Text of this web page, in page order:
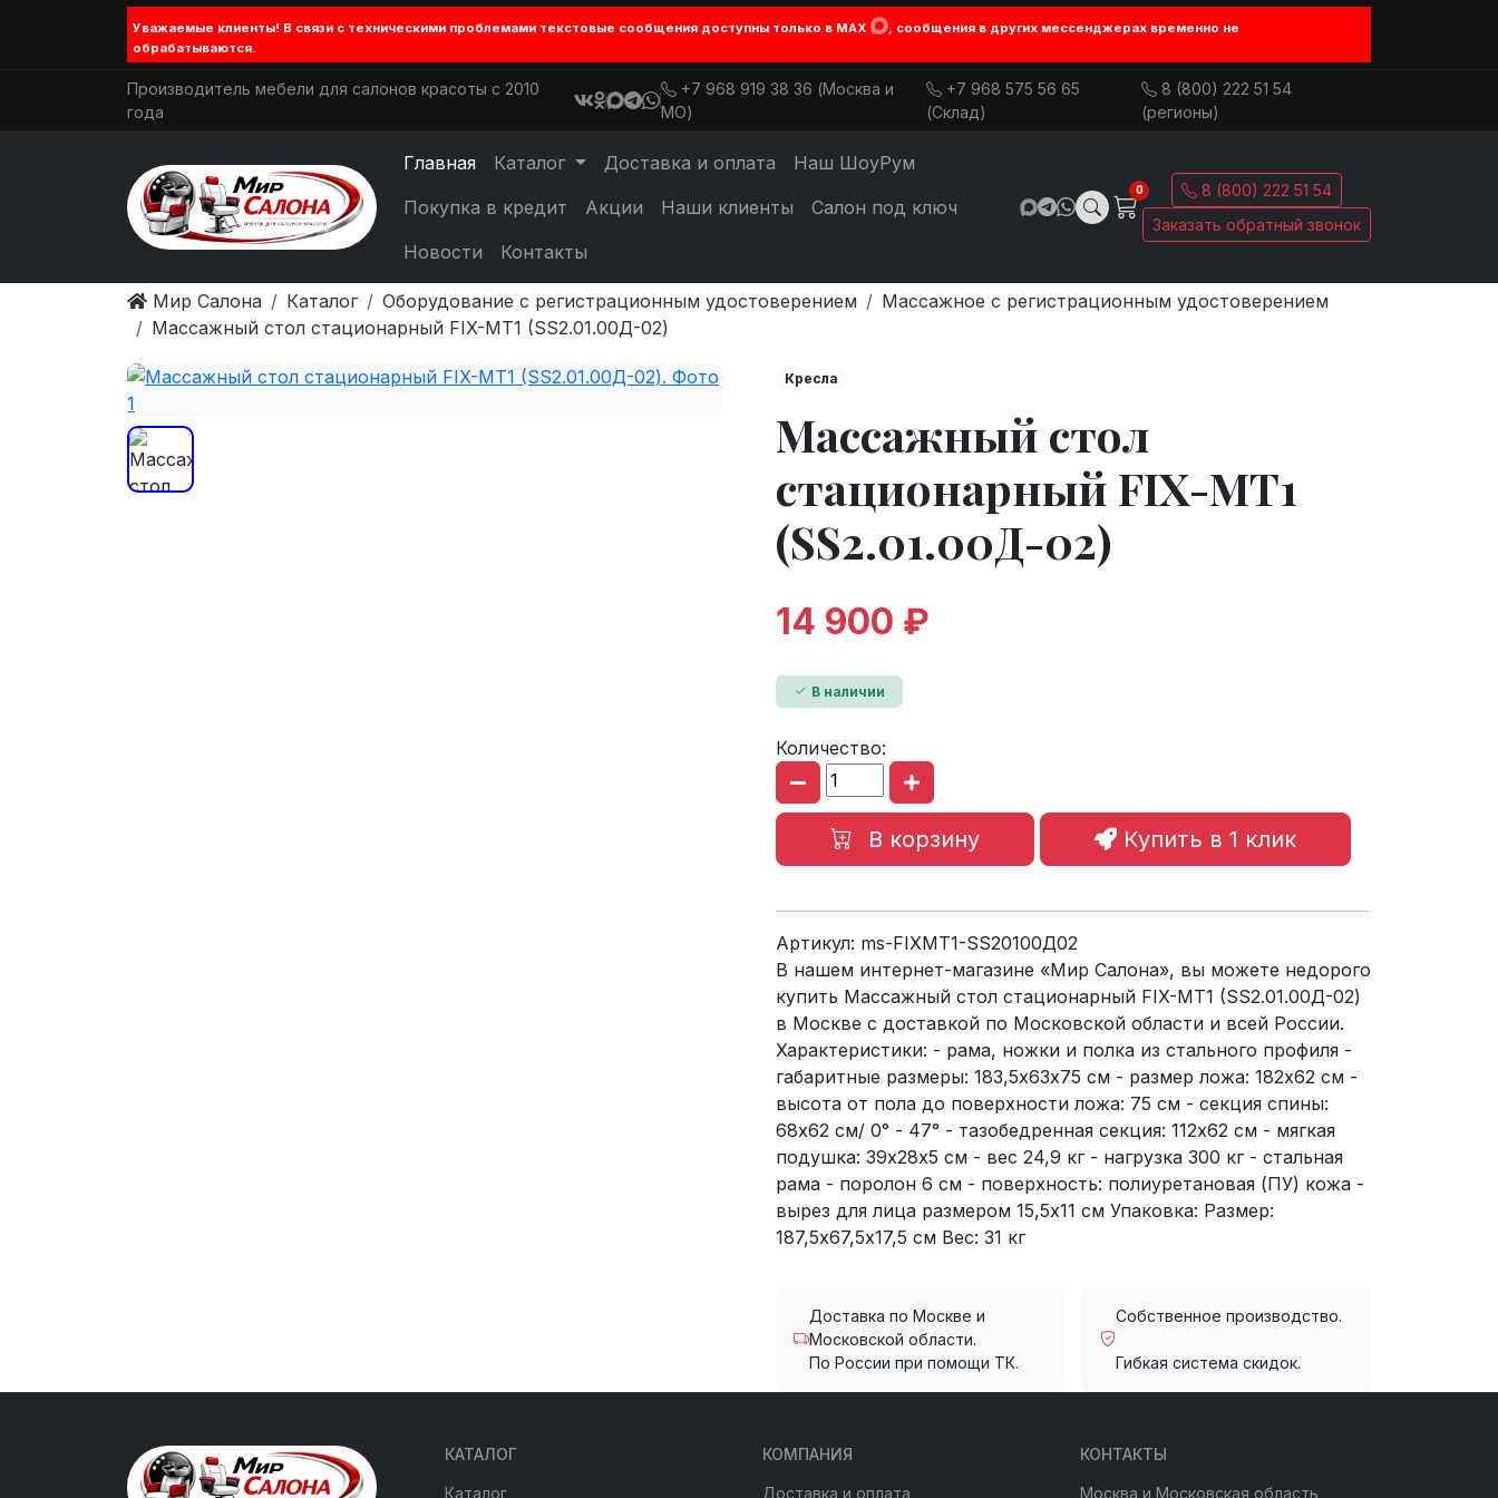
Уважаемые клиенты! В связи с техническими проблемами текстовые сообщения доступны только в MAX
, сообщения в других мессенджерах временно не
обрабатываются.
Производитель мебели для салонов красоты с 2010
года
+7 968 919 38 36 (Москва и
МО)
+7 968 575 56 65
(Склад)
8 (800) 222 51 54
(регионы)
Главная Каталог Доставка и оплата
Наш ШоуРум
Покупка в кредит
Акции Наши клиенты
Салон под ключ
Новости
Контакты
0
8 (800) 222 51 54
Заказать обратный звонок
Мир Салона Каталог Оборудование с регистрационным удостоверением
Массажное с регистрационным удостоверением
Массажный стол стационарный FIX-MT1 (SS2.01.00Д-02)
Кресла
Массажный стол
стационарный FIX-MT1
(SS2.01.00Д-02)
14 900 ₽
В наличии
Количество:
В корзину Купить в 1 клик
Артикул: ms-FIXMT1-SS20100Д02
В нашем интернет-магазине «Мир Салона», вы можете недорого
купить Массажный стол стационарный FIX-MT1 (SS2.01.00Д-02)
в Москве с доставкой по Московской области и всей России.
Характеристики: - рама, ножки и полка из стального профиля -
габаритные размеры: 183,5х63х75 см - размер ложа: 182х62 см -
высота от пола до поверхности ложа: 75 см - секция спины:
68х62 см/ 0° - 47° - тазобедренная секция: 112х62 см - мягкая
подушка: 39х28х5 см - вес 24,9 кг - нагрузка 300 кг - стальная
рама - поролон 6 см - поверхность: полиуретановая (ПУ) кожа -
вырез для лица размером 15,5х11 см Упаковка: Размер:
187,5х67,5х17,5 см Вес: 31 кг
Доставка по Москве и
Московской области.
По России при помощи ТК.
Собственное производство.
Гибкая система скидок.
КАТАЛОГ
Каталог
КОМПАНИЯ
Доставка и оплата
КОНТАКТЫ
Москва и Московская область